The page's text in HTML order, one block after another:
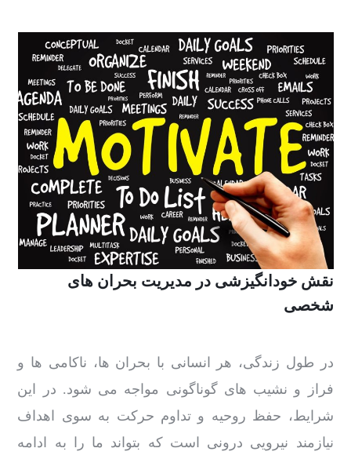
نقش خودانگیزشی در مدیریت بحران های
شخصی
در طول زندگی، هر انسانی با بحران ها، ناکامی ها و
فراز و نشیب های گوناگونی مواجه می شود. در این
شرایط، حفظ روحیه و تداوم حرکت به سوی اهداف
نیازمند نیرویی درونی است که بتواند ما را به ادامه